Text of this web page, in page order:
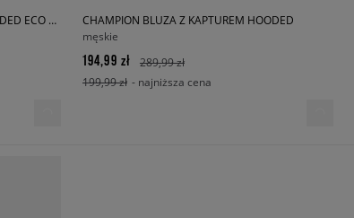
CHAMPION BLUZA Z KAPTUREM HOODED ECO FUTURE
CHAMPION BLUZA Z KAPTUREM HOODED
męskie
194,99 zł
289,99 zł
199,99 zł - najniższa cena